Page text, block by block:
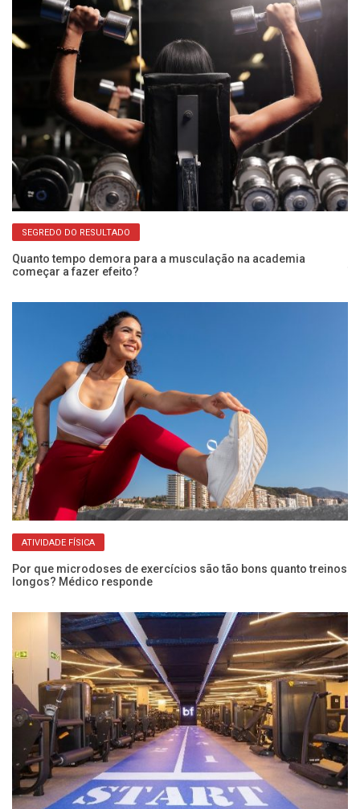
SEGREDO DO RESULTADO
Quanto tempo demora para a musculação na academia
começar a fazer efeito?
ATIVIDADE FÍSICA
Por que microdoses de exercícios são tão bons quanto treinos
longos? Médico responde